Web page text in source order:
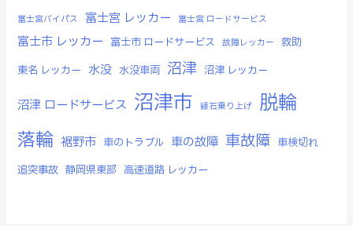
富士宮バイパス 富士宮 レッカー 富士宮 ロードサービス
富士市 レッカー 富士市 ロードサービス 故障レッカー
救助
東名 レッカー 水没 水没車両 沼津 沼津 レッカー
沼津 ロードサービス 沼津市 縁石乗り上げ 脱輪
落輪 裾野市 車のトラブル 車の故障 車故障 車検切れ
追突事故 静岡県東部 高速道路 レッカー